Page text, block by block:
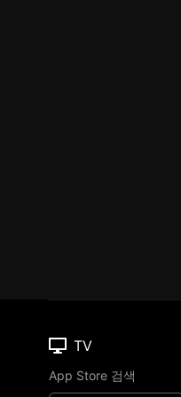
TV
App Store 검색